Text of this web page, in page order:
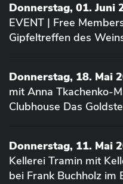
Donnerstag, 01. Juni
EVENT | Free
Gipfeltreffen des
Donnerstag, 18. Mai
mit Anna Tkachenko-
Clubhouse Das
Donnerstag, 11. Mai
Kellerei Tramin mit
bei Frank Buchholz im